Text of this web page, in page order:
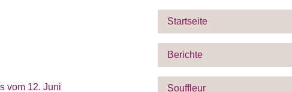
vom 12. Juni
Startseite
Berichte
Souffleur